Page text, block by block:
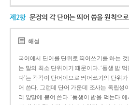
제2항 문장의 각 단어는 띄어 씀을 원칙으로
해설
국어에서 단어를 단위로 띄어쓰기를 하는
는 말의 최소 단위이기 때문이다. ‘동생 밥 먹
다’는 각각이 단어이므로 띄어쓰기의 단위가
어 쓴다. 그런데 단어 가운데 조사는 독립성
리 앞말에 붙여 쓴다. ‘동생이 밥을 먹는다’에